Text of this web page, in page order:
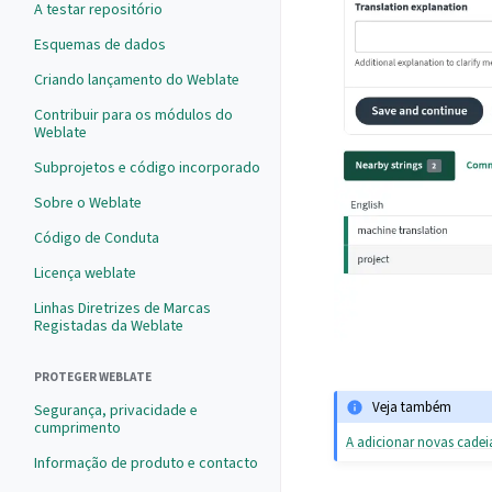
A testar repositório
Esquemas de dados
Criando lançamento do Weblate
Contribuir para os módulos do
Weblate
Subprojetos e código incorporado
Sobre o Weblate
Código de Conduta
Licença weblate
Linhas Diretrizes de Marcas
Registadas da Weblate
PROTEGER WEBLATE
Segurança, privacidade e
cumprimento
Informação de produto e contacto
Veja também
A adicionar novas